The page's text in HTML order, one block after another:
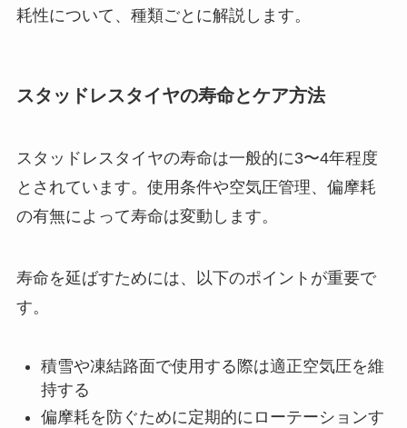
耗性について、種類ごとに解説します。
スタッドレスタイヤの寿命とケア方法
スタッドレスタイヤの寿命は一般的に3〜4年程度
とされています。使用条件や空気圧管理、偏摩耗
の有無によって寿命は変動します。
寿命を延ばすためには、以下のポイントが重要で
す。
積雪や凍結路面で使用する際は適正空気圧を維
持する
偏摩耗を防ぐために定期的にローテーションす